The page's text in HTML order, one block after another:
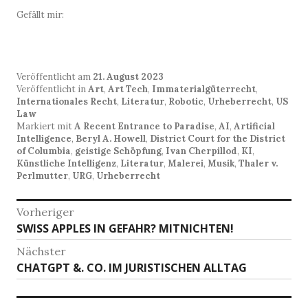
Gefällt mir:
Veröffentlicht am 21. August 2023
Veröffentlicht inArt, Art Tech, Immaterialgüterrecht,
Internationales Recht, Literatur, Robotic, Urheberrecht, US
Law
Markiert mitA Recent Entrance to Paradise, AI, Artificial
Intelligence, Beryl A. Howell, District Court for the District
of Columbia, geistige Schöpfung, Ivan Cherpillod, KI,
Künstliche Intelligenz, Literatur, Malerei, Musik, Thaler v.
Perlmutter, URG, Urheberrecht
Beitragsnavigation
Vorheriger
Vorheriger
Beitrag:
SWISS APPLES IN GEFAHR? MITNICHTEN!
Nächster
Nächster
Beitrag:
CHATGPT &. CO. IM JURISTISCHEN ALLTAG